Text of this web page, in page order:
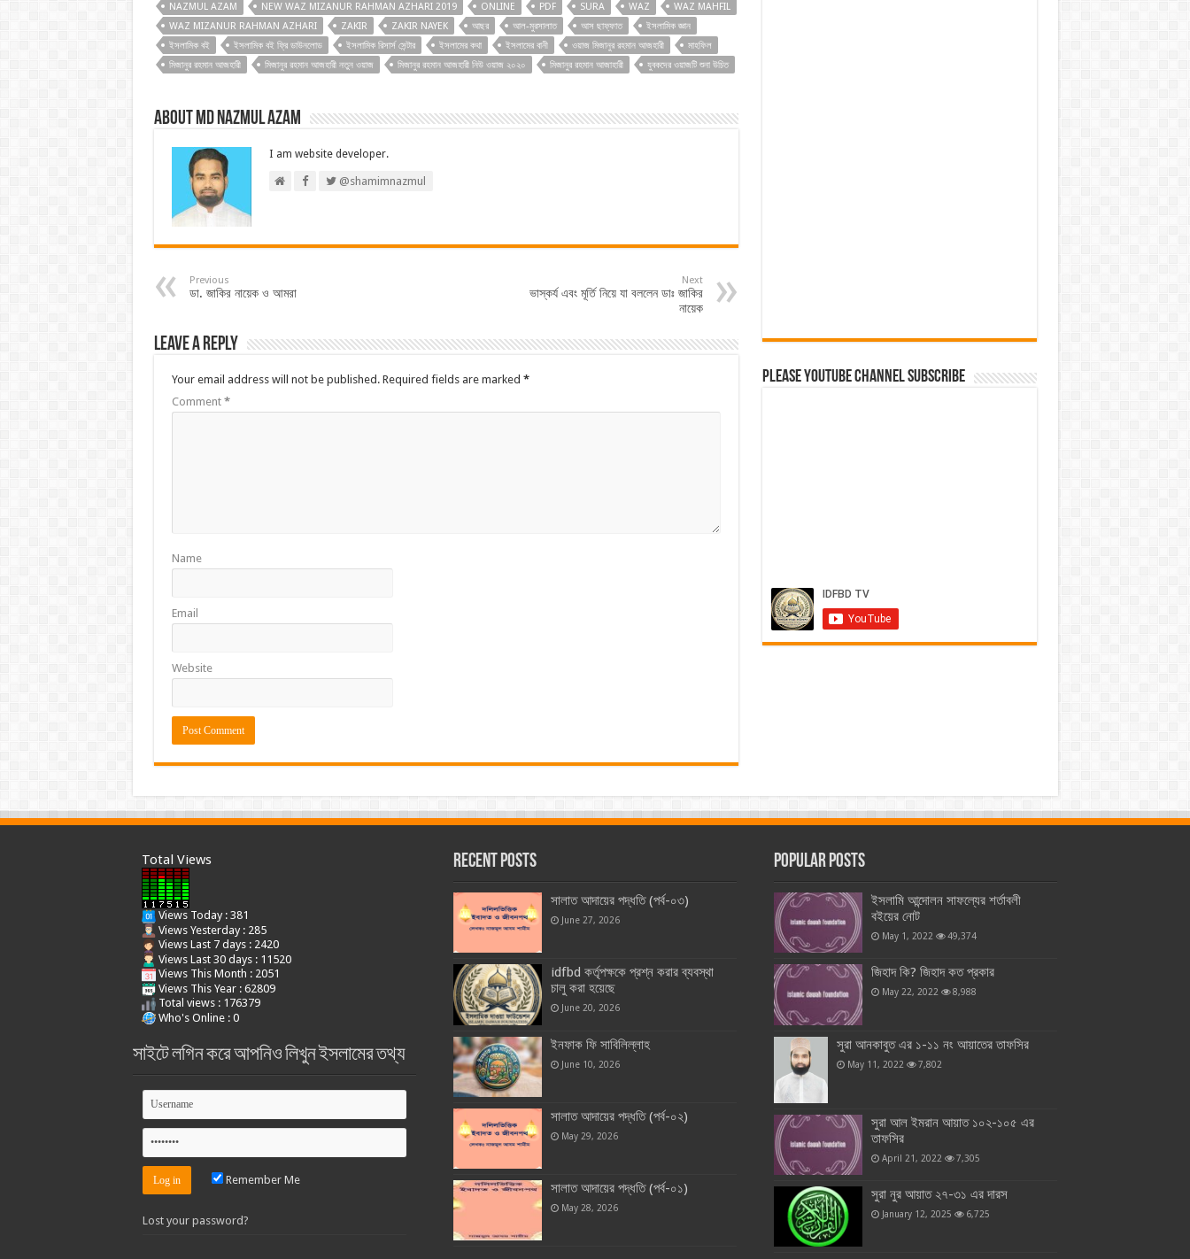
NAZMUL AZAM
NEW WAZ MIZANUR RAHMAN AZHARI 2019 ONLINE PDF SURA WAZ
WAZ MAHFIL
WAZ MIZANUR RAHMAN AZHARI
ZAKIR ZAKIR NAYEK আছর আল-মুরসালাত আস ছাফ্‌ফাত
ইসলামিক জ্ঞান
ইসলামিক বই
ইসলামিক বই ফ্রি ডাউনলোড ইসলামিক রিসার্স সেন্টার ইসলামের কথা ইসলামের বানী ওয়াজ মিজানুর রহমান আজহারী
মাহফিল
মিজানুর রহমান আজহারী
মিজানুর রহমান আজহারী নতুন ওয়াজ মিজানুর রহমান আজহারী নিউ ওয়াজ ২০২০ মিজানুর রহমান আজাহারী যুবকদের ওয়াজটি শুনা উচিত
About Md Nazmul Azam
I am website developer.
@shamimnazmul
Previous
ডা. জাকির নায়েক ও আমরা
Next
ভাস্কর্য এবং মূর্তি নিয়ে যা বললেন ডাঃ জাকির
নায়েক
Leave a Reply
Your email address will not be published. Required fields are marked *
Comment *
Name
Email
Website
Please Youtube Channel Subscribe
Total Views
Views Today : 381
Views Yesterday : 285
Views Last 7 days : 2420
Views Last 30 days : 11520
Views This Month : 2051
Views This Year : 62809
Total views : 176379
Who's Online : 0
সাইটে লগিন করে আপনিও লিখুন ইসলামের তথ্য
Remember Me
Lost your password?
Recent Posts
সালাত আদায়ের পদ্ধতি (পর্ব-০৩)
June 27, 2026
idfbd কর্তৃপক্ষকে প্রশ্ন করার ব্যবস্থা
চালু করা হয়েছে
June 20, 2026
ইনফাক ফি সাবিলিল্লাহ
June 10, 2026
সালাত আদায়ের পদ্ধতি (পর্ব-০২)
May 29, 2026
সালাত আদায়ের পদ্ধতি (পর্ব-০১)
May 28, 2026
Popular Posts
ইসলামি আন্দোলন সাফল্যের শর্তাবলী
বইয়ের নোট
May 1, 2022 49,374
জিহাদ কি? জিহাদ কত প্রকার
May 22, 2022 8,988
সুরা আনকাবুত এর ১-১১ নং আয়াতের তাফসির
May 11, 2022 7,802
সুরা আল ইমরান আয়াত ১০২-১০৫ এর
তাফসির
April 21, 2022 7,305
সুরা নুর আয়াত ২৭-৩১ এর দারস
January 12, 2025 6,725